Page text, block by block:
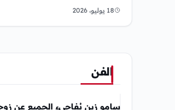
18 يوليو، 2026
الفن
سامو زين يُفاجيء الجميع عن